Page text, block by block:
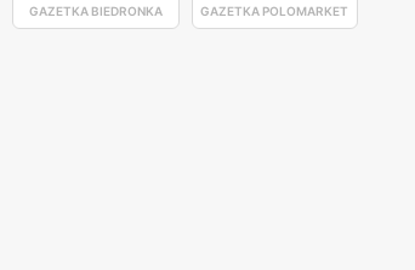
GAZETKA BIEDRONKA GAZETKA POLOMARKET